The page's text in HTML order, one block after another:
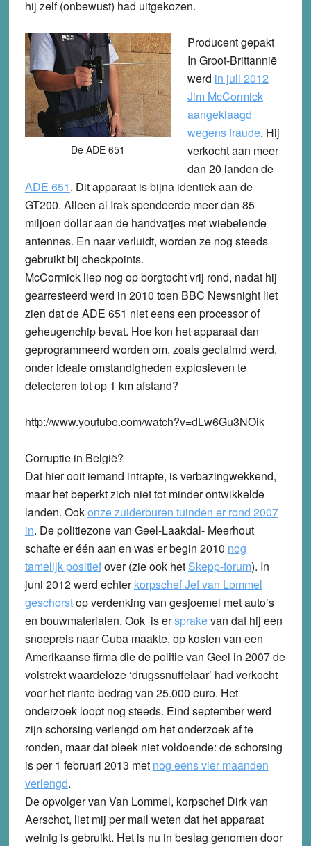
hij zelf (onbewust) had uitgekozen.
De ADE 651
Producent gepakt
In Groot-Brittannië
werd in juli 2012
Jim McCormick
aangeklaagd
wegens fraude. Hij
verkocht aan meer
dan 20 landen de
ADE 651. Dit apparaat is bijna identiek aan de
GT200. Alleen al Irak spendeerde meer dan 85
miljoen dollar aan de handvatjes met wiebelende
antennes. En naar verluidt, worden ze nog steeds
gebruikt bij checkpoints.
McCormick liep nog op borgtocht vrij rond, nadat hij
gearresteerd werd in 2010 toen BBC Newsnight liet
zien dat de ADE 651 niet eens een processor of
geheugenchip bevat. Hoe kon het apparaat dan
geprogrammeerd worden om, zoals geclaimd werd,
onder ideale omstandigheden explosieven te
detecteren tot op 1 km afstand?
http://www.youtube.com/watch?v=dLw6Gu3NOik
Corruptie in België?
Dat hier ooit iemand intrapte, is verbazingwekkend,
maar het beperkt zich niet tot minder ontwikkelde
landen. Ookonze zuiderburen tuinden er rond 2007
in. De politiezone van Geel-Laakdal- Meerhout
schafte er één aan en was er begin 2010 nog
tamelijk positiefover (zie ook het Skepp-forum). In
juni 2012 werd echterkorpschef Jef van Lommel
geschorstop verdenking van gesjoemel met auto’s
en bouwmaterialen. Ook is ersprakevan dat hij een
snoepreis naar Cuba maakte, op kosten van een
Amerikaanse firma die de politie van Geel in 2007 de
volstrekt waardeloze ‘drugssnuffelaar’ had verkocht
voor het riante bedrag van 25.000 euro. Het
onderzoek loopt nog steeds. Eind september werd
zijn schorsing verlengd om het onderzoek af te
ronden, maar dat bleek niet voldoende: de schorsing
is per 1 februari 2013 met nog eens vier maanden
verlengd.
De opvolger van Van Lommel, korpschef Dirk van
Aerschot, liet mij per mail weten dat het apparaat
weinig is gebruikt. Het is nu in beslag genomen door